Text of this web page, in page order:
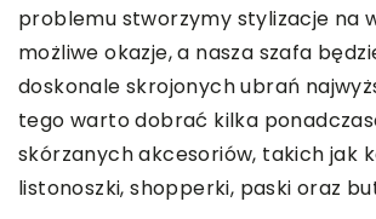
problemu stworzymy stylizacje na
możliwe okazje, a nasza szafa
doskonale skrojonych ubrań
tego warto dobrać kilka
skórzanych akcesoriów, takich jak
listonoszki, shopperki, paski oraz